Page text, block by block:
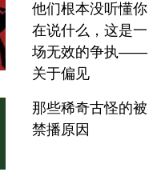
他们根本没听懂你
在说什么，这是一
场无效的争执——
关于偏见
那些稀奇古怪的被
禁播原因